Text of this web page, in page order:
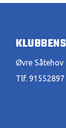
Øvre Såtehov
Tlf. 91552897